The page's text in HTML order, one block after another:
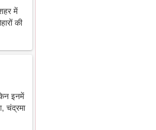
में
की
इनमें
चंद्रमा